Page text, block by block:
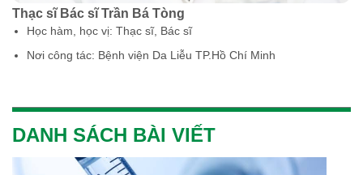
Thạc sĩ Bác sĩ Trần Bá Tòng
Học hàm, học vị: Thạc sĩ, Bác sĩ
Nơi công tác: Bệnh viện Da Liễu TP.Hồ Chí Minh
DANH SÁCH BÀI VIẾT